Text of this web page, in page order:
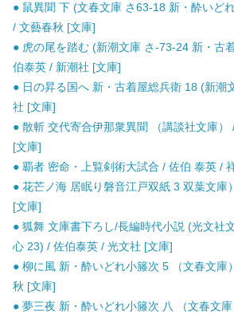
● 鼠異聞 下 (文春文庫 さ63-18 新・酔いど
/ 文藝春秋 [文庫]
● 虎の尾を踏む (新潮文庫 さ-73-24 新・古
伯泰英 / 新潮社 [文庫]
● 日の昇る国へ 新・古着屋総兵衛 18 (新潮
社 [文庫]
● 散斬 交代寄合伊那衆異聞 （講談社文庫）
[文庫]
● 覇者 密命・上覧剣術大試合 / 佐伯 泰英 /
● 花芒ノ海 居眠り磐音江戸双紙 3 双葉文庫
[文庫]
● 狐舞 文庫書下ろし/長編時代小説 (光文社
心 23) / 佐伯泰英 / 光文社 [文庫]
● 柳に風 新・酔いどれ小籐次 5 （文春文庫
秋 [文庫]
● 夢三夜 新・酔いどれ小籐次 八 （文春文